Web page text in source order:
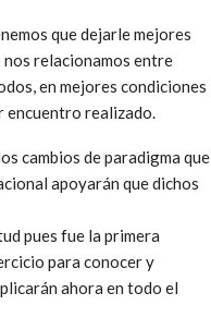
que dejarle mejores
nos relacionamos entre
en mejores condiciones
encuentro realizado.
cambios de paradigma que
apoyarán que dichos
pues fue la primera
para conocer y
ahora en todo el